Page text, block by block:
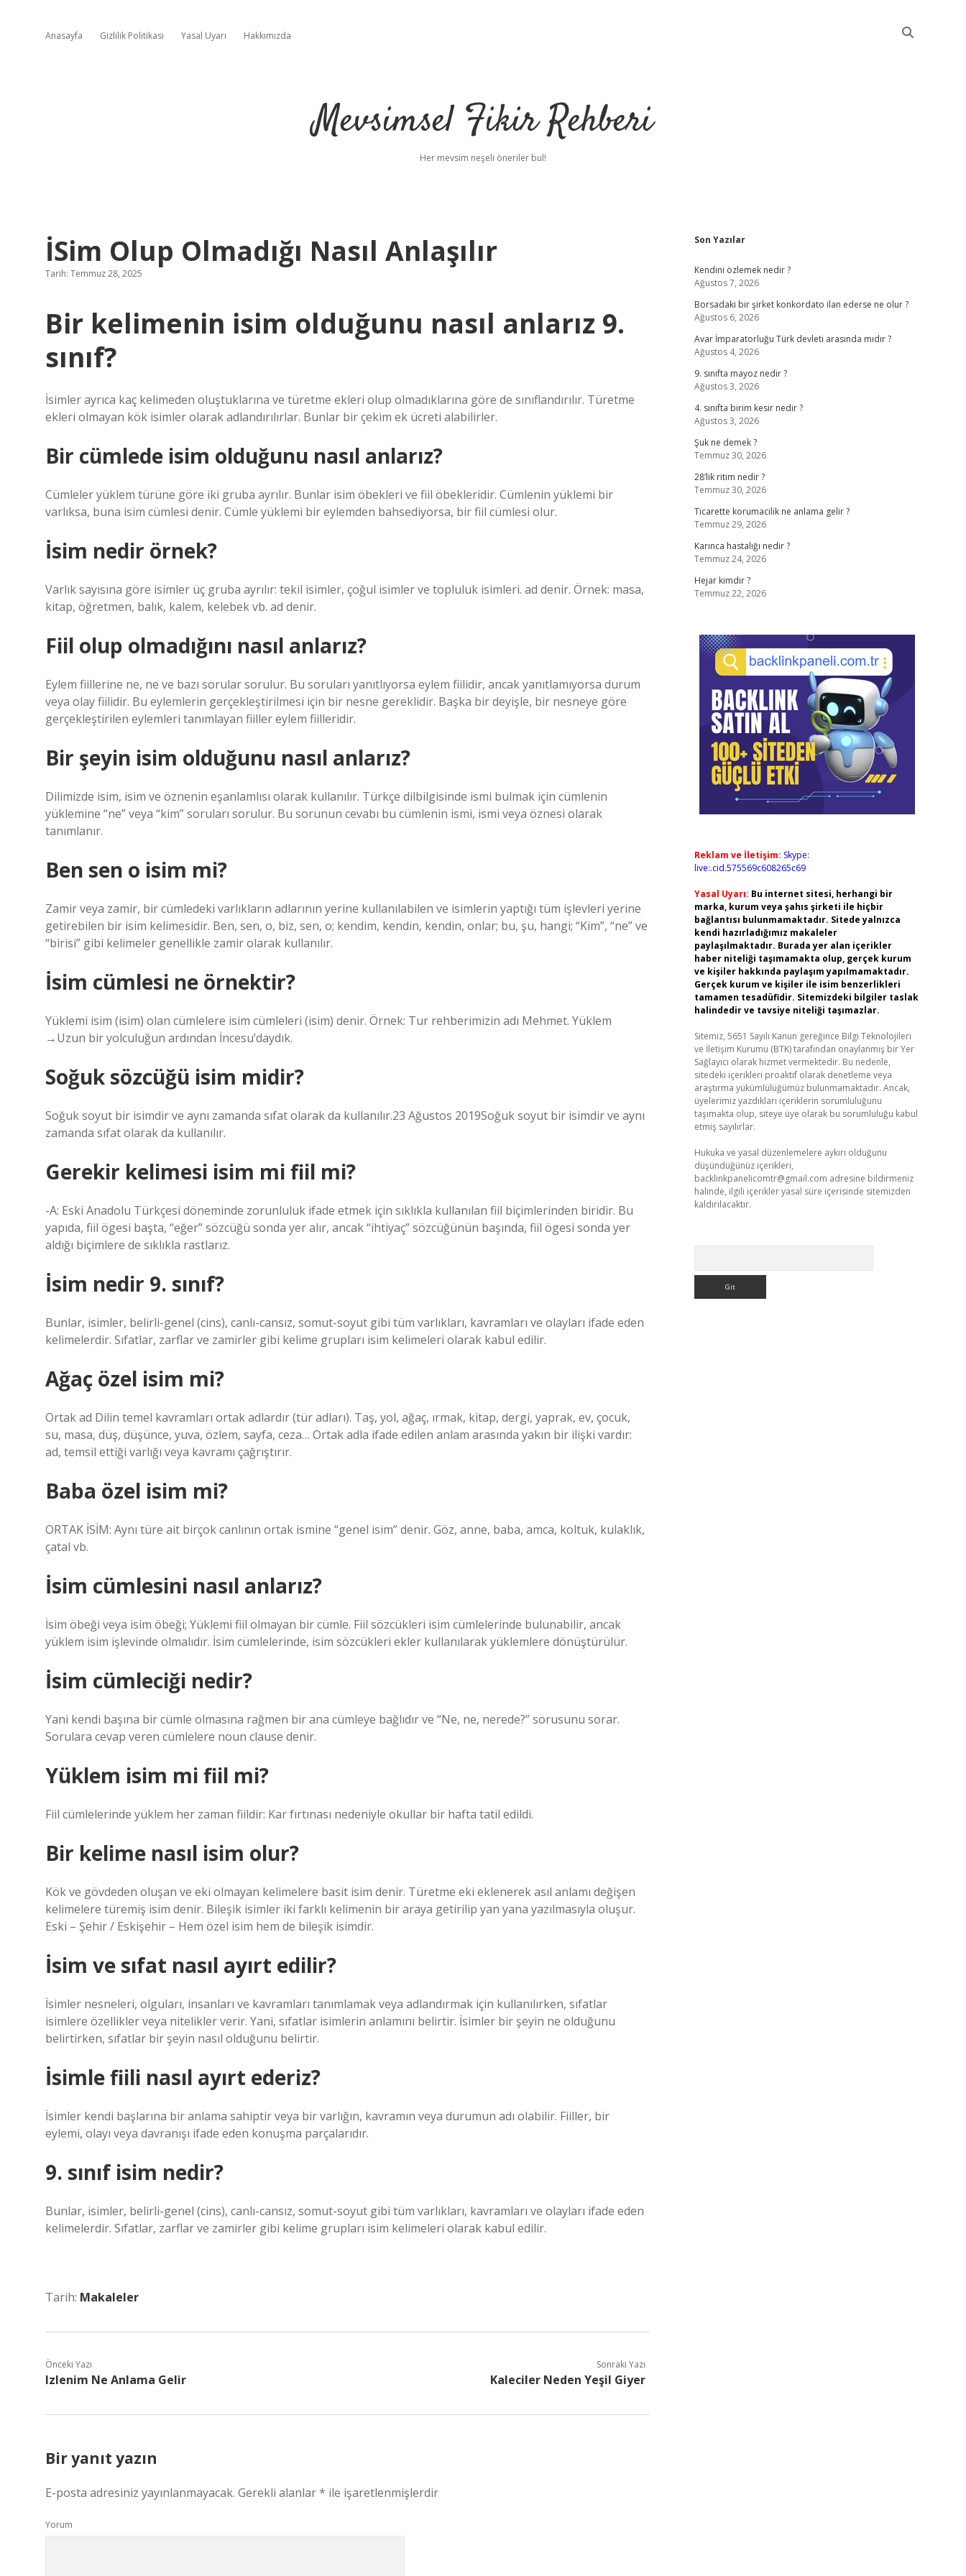
Anasayfa Gizlilik Politikası Yasal Uyarı Hakkımızda
Mevsimsel Fikir Rehberi
Her mevsim neşeli öneriler bul!
İSim Olup Olmadığı Nasıl Anlaşılır
Tarih: Temmuz 28, 2025
Bir kelimenin isim olduğunu nasıl anlarız 9.
sınıf?
İsimler ayrıca kaç kelimeden oluştuklarına ve türetme ekleri olup olmadıklarına göre de sınıflandırılır. Türetme
ekleri olmayan kök isimler olarak adlandırılırlar. Bunlar bir çekim ek ücreti alabilirler.
Bir cümlede isim olduğunu nasıl anlarız?
Cümleler yüklem türüne göre iki gruba ayrılır. Bunlar isim öbekleri ve fiil öbekleridir. Cümlenin yüklemi bir
varlıksa, buna isim cümlesi denir. Cümle yüklemi bir eylemden bahsediyorsa, bir fiil cümlesi olur.
İsim nedir örnek?
Varlık sayısına göre isimler üç gruba ayrılır: tekil isimler, çoğul isimler ve topluluk isimleri. ad denir. Örnek: masa,
kitap, öğretmen, balık, kalem, kelebek vb. ad denir.
Fiil olup olmadığını nasıl anlarız?
Eylem fiillerine ne, ne ve bazı sorular sorulur. Bu soruları yanıtlıyorsa eylem fiilidir, ancak yanıtlamıyorsa durum
veya olay fiilidir. Bu eylemlerin gerçekleştirilmesi için bir nesne gereklidir. Başka bir deyişle, bir nesneye göre
gerçekleştirilen eylemleri tanımlayan fiiller eylem fiilleridir.
Bir şeyin isim olduğunu nasıl anlarız?
Dilimizde isim, isim ve öznenin eşanlamlısı olarak kullanılır. Türkçe dilbilgisinde ismi bulmak için cümlenin
yüklemine “ne” veya “kim” soruları sorulur. Bu sorunun cevabı bu cümlenin ismi, ismi veya öznesi olarak
tanımlanır.
Ben sen o isim mi?
Zamir veya zamir, bir cümledeki varlıkların adlarının yerine kullanılabilen ve isimlerin yaptığı tüm işlevleri yerine
getirebilen bir isim kelimesidir. Ben, sen, o, biz, sen, o; kendim, kendin, kendin, onlar; bu, şu, hangi; “Kim”, “ne” ve
“birisi” gibi kelimeler genellikle zamir olarak kullanılır.
İsim cümlesi ne örnektir?
Yüklemi isim (isim) olan cümlelere isim cümleleri (isim) denir. Örnek: Tur rehberimizin adı Mehmet. Yüklem
→Uzun bir yolculuğun ardından İncesu’daydık.
Soğuk sözcüğü isim midir?
Soğuk soyut bir isimdir ve aynı zamanda sıfat olarak da kullanılır.23 Ağustos 2019Soğuk soyut bir isimdir ve aynı
zamanda sıfat olarak da kullanılır.
Gerekir kelimesi isim mi fiil mi?
-A: Eski Anadolu Türkçesi döneminde zorunluluk ifade etmek için sıklıkla kullanılan fiil biçimlerinden biridir. Bu
yapıda, fiil ögesi başta, “eğer” sözcüğü sonda yer alır, ancak “ihtiyaç” sözcüğünün başında, fiil ögesi sonda yer
aldığı biçimlere de sıklıkla rastlarız.
İsim nedir 9. sınıf?
Bunlar, isimler, belirli-genel (cins), canlı-cansız, somut-soyut gibi tüm varlıkları, kavramları ve olayları ifade eden
kelimelerdir. Sıfatlar, zarflar ve zamirler gibi kelime grupları isim kelimeleri olarak kabul edilir.
Ağaç özel isim mi?
Ortak ad Dilin temel kavramları ortak adlardır (tür adları). Taş, yol, ağaç, ırmak, kitap, dergi, yaprak, ev, çocuk,
su, masa, düş, düşünce, yuva, özlem, sayfa, ceza… Ortak adla ifade edilen anlam arasında yakın bir ilişki vardır:
ad, temsil ettiği varlığı veya kavramı çağrıştırır.
Baba özel isim mi?
ORTAK İSİM: Aynı türe ait birçok canlının ortak ismine “genel isim” denir. Göz, anne, baba, amca, koltuk, kulaklık,
çatal vb.
İsim cümlesini nasıl anlarız?
İsim öbeği veya isim öbeği; Yüklemi fiil olmayan bir cümle. Fiil sözcükleri isim cümlelerinde bulunabilir, ancak
yüklem isim işlevinde olmalıdır. İsim cümlelerinde, isim sözcükleri ekler kullanılarak yüklemlere dönüştürülür.
İsim cümleciği nedir?
Yani kendi başına bir cümle olmasına rağmen bir ana cümleye bağlıdır ve “Ne, ne, nerede?” sorusunu sorar.
Sorulara cevap veren cümlelere noun clause denir.
Yüklem isim mi fiil mi?
Fiil cümlelerinde yüklem her zaman fiildir: Kar fırtınası nedeniyle okullar bir hafta tatil edildi.
Bir kelime nasıl isim olur?
Kök ve gövdeden oluşan ve eki olmayan kelimelere basit isim denir. Türetme eki eklenerek asıl anlamı değişen
kelimelere türemiş isim denir. Bileşik isimler iki farklı kelimenin bir araya getirilip yan yana yazılmasıyla oluşur.
Eski – Şehir / Eskişehir – Hem özel isim hem de bileşik isimdir.
İsim ve sıfat nasıl ayırt edilir?
İsimler nesneleri, olguları, insanları ve kavramları tanımlamak veya adlandırmak için kullanılırken, sıfatlar
isimlere özellikler veya nitelikler verir. Yani, sıfatlar isimlerin anlamını belirtir. İsimler bir şeyin ne olduğunu
belirtirken, sıfatlar bir şeyin nasıl olduğunu belirtir.
İsimle fiili nasıl ayırt ederiz?
İsimler kendi başlarına bir anlama sahiptir veya bir varlığın, kavramın veya durumun adı olabilir. Fiiller, bir
eylemi, olayı veya davranışı ifade eden konuşma parçalarıdır.
9. sınıf isim nedir?
Bunlar, isimler, belirli-genel (cins), canlı-cansız, somut-soyut gibi tüm varlıkları, kavramları ve olayları ifade eden
kelimelerdir. Sıfatlar, zarflar ve zamirler gibi kelime grupları isim kelimeleri olarak kabul edilir.
Tarih: Makaleler
Önceki Yazı
Izlenim Ne Anlama Gelir
Sonraki Yazı
Kaleciler Neden Yeşil Giyer
Bir yanıt yazın
E-posta adresiniz yayınlanmayacak. Gerekli alanlar* ile işaretlenmişlerdir
Yorum
Sidebar
Son Yazılar
Kendini özlemek nedir ?
Ağustos 7, 2026
Borsadaki bir şirket konkordato ilan ederse ne olur ?
Ağustos 6, 2026
Avar İmparatorluğu Türk devleti arasında mıdır ?
Ağustos 4, 2026
9. sınıfta mayoz nedir ?
Ağustos 3, 2026
4. sınıfta birim kesir nedir ?
Ağustos 3, 2026
Şuk ne demek ?
Temmuz 30, 2026
28’lik ritim nedir ?
Temmuz 30, 2026
Ticarette korumacilik ne anlama gelir ?
Temmuz 29, 2026
Karınca hastalığı nedir ?
Temmuz 24, 2026
Hejar kimdir ?
Temmuz 22, 2026
Reklam ve İletişim: Skype:
live:.cid.575569c608265c69
Yasal Uyarı: Bu internet sitesi, herhangi bir
marka, kurum veya şahıs şirketi ile hiçbir
bağlantısı bulunmamaktadır. Sitede yalnızca
kendi hazırladığımız makaleler
paylaşılmaktadır. Burada yer alan içerikler
haber niteliği taşımamakta olup, gerçek kurum
ve kişiler hakkında paylaşım yapılmamaktadır.
Gerçek kurum ve kişiler ile isim benzerlikleri
tamamen tesadüfidir. Sitemizdeki bilgiler taslak
halindedir ve tavsiye niteliği taşımazlar.
Sitemiz, 5651 Sayılı Kanun gereğince Bilgi Teknolojileri
ve İletişim Kurumu (BTK) tarafından onaylanmış bir Yer
Sağlayıcı olarak hizmet vermektedir. Bu nedenle,
sitedeki içerikleri proaktif olarak denetleme veya
araştırma yükümlülüğümüz bulunmamaktadır. Ancak,
üyelerimiz yazdıkları içeriklerin sorumluluğunu
taşımakta olup, siteye üye olarak bu sorumluluğu kabul
etmiş sayılırlar.
Hukuka ve yasal düzenlemelere aykırı olduğunu
düşündüğünüz içerikleri,
backlinkpanelicomtr@gmail.com adresine bildirmeniz
halinde, ilgili içerikler yasal süre içerisinde sitemizden
kaldırılacaktır.